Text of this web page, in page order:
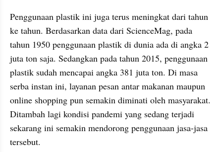
Penggunaan plastik ini juga terus meningkat dari tahun
ke tahun. Berdasarkan data dari ScienceMag, pada
tahun 1950 penggunaan plastik di dunia ada di angka 2
juta ton saja. Sedangkan pada tahun 2015, penggunaan
plastik sudah mencapai angka 381 juta ton. Di masa
serba instan ini, layanan pesan antar makanan maupun
online shopping pun semakin diminati oleh masyarakat.
Ditambah lagi kondisi pandemi yang sedang terjadi
sekarang ini semakin mendorong penggunaan jasa-jasa
tersebut.